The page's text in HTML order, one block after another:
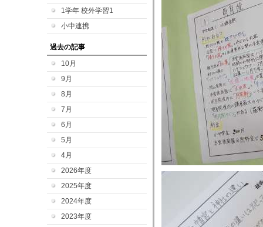
1学年 校外学習1
小中連携
過去の記事
10月
9月
8月
7月
6月
5月
4月
2026年度
2025年度
2024年度
2023年度